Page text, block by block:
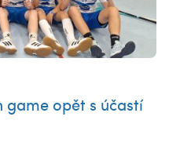
game opět s účastí